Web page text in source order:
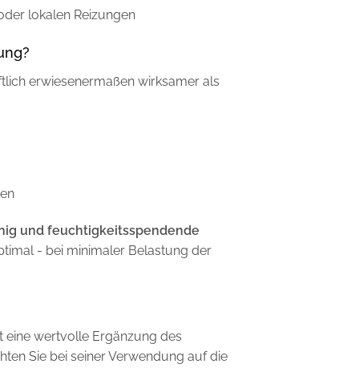
lokalen Reizungen
erwiesenermaßen wirksamer als
und feuchtigkeitsspendende
- bei minimaler Belastung der
eine wertvolle Ergänzung des
Sie bei seiner Verwendung auf die